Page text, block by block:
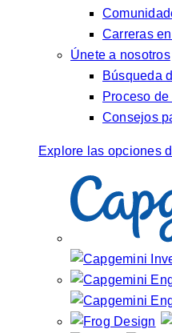
Carreras
Únete a nosotros
Búsqueda
Proceso
Consejos
Explore las opciones